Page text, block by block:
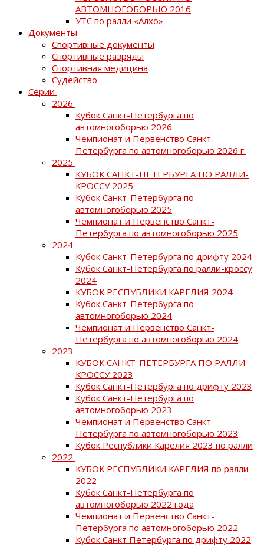
АВТОМНОГОБОРЬЮ 2016
УТС по ралли «Алхо»
Документы
Спортивные документы
Спортивные разряды
Спортивная медицина
Судейство
Серии
2026
Кубок Санкт-Петербурга по
автомногоборью 2026
Чемпионат и Первенство Санкт-
Петербурга по автомногоборью 2026 г.
2025
КУБОК САНКТ-ПЕТЕРБУРГА ПО РАЛЛИ-
КРОССУ 2025
Кубок Санкт-Петербурга по
автомногоборью 2025
Чемпионат и Первенство Санкт-
Петербурга по автомногоборью 2025
2024
Кубок Санкт-Петербурга по дрифту 2024
Кубок Санкт-Петербурга по ралли-кроссу
2024
КУБОК РЕСПУБЛИКИ КАРЕЛИЯ 2024
Кубок Санкт-Петербурга по
автомногоборью 2024
Чемпионат и Первенство Санкт-
Петербурга по автомногоборью 2024
2023
КУБОК САНКТ-ПЕТЕРБУРГА ПО РАЛЛИ-
КРОССУ 2023
Кубок Санкт-Петербурга по дрифту 2023
Кубок Санкт-Петербурга по
автомногоборью 2023
Чемпионат и Первенство Санкт-
Петербурга по автомногоборью 2023
Кубок Республики Карелия 2023 по ралли
2022
КУБОК РЕСПУБЛИКИ КАРЕЛИЯ по ралли
2022
Кубок Санкт-Петербурга по
автомногоборью 2022 года
Чемпионат и Первенство Санкт-
Петербурга по автомногоборью 2022
Кубок Санкт Петербурга по дрифту 2022